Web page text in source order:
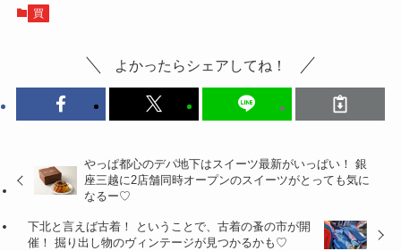
買
よかったらシェアしてね！
やっぱ都心のデパ地下はスイーツ最新がいっぱい！ 銀
座三越に2店舗同時オープンのスイーツがとっても気に
なるー♡
下北と言えば古着！ ということで、古着の蚤の市が開
催！ 掘り出し物のヴィンテージが見つかるかも♡